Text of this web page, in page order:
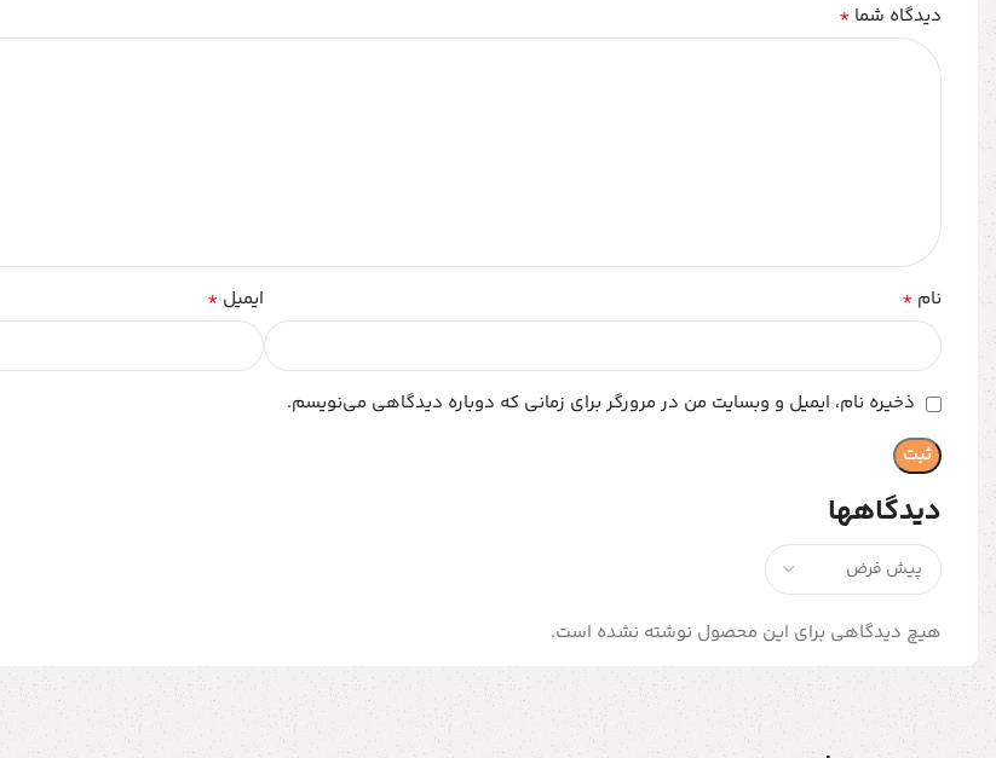
دیدگاهها
هیچ دیدگاهی برای این محصول نوشته نشده است.
دیدگاه شما *
نام * ایمیل *
ذخیره نام، ایمیل و وبسایت من در مرورگر برای زمانی که دوباره دیدگاهی می‌نویسم.